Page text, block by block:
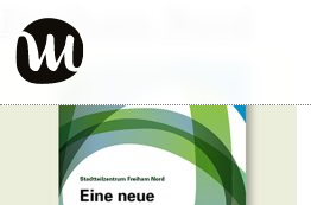
Freiham Nord